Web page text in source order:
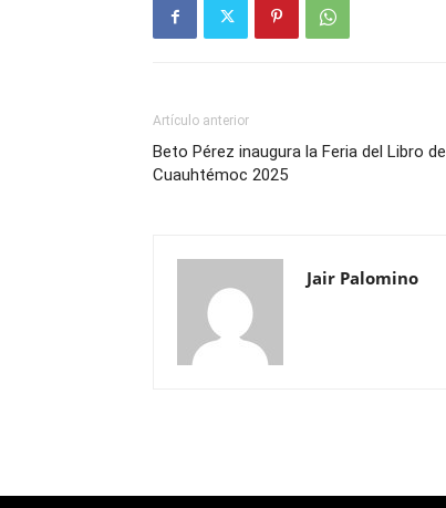
Artículo anterior
Beto Pérez inaugura la Feria del Libro de
Cuauhtémoc 2025
Jair Palomino